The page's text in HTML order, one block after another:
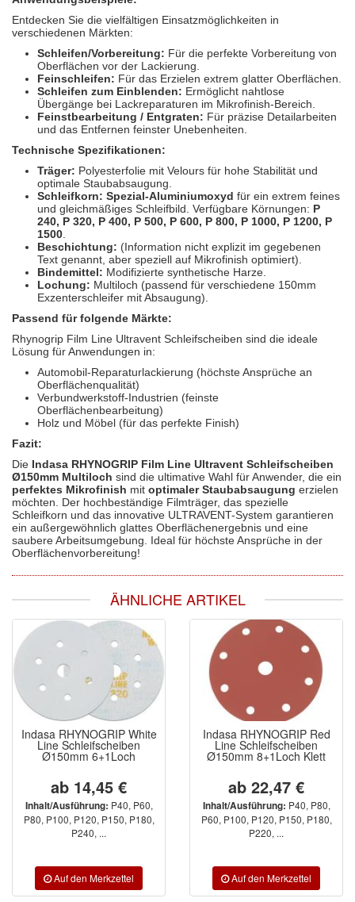
Entdecken Sie die vielfältigen Einsatzmöglichkeiten in
verschiedenen Märkten:
Schleifen/Vorbereitung: Für die perfekte Vorbereitung von
Oberflächen vor der Lackierung.
Feinschleifen: Für das Erzielen extrem glatter Oberflächen.
Schleifen zum Einblenden: Ermöglicht nahtlose
Übergänge bei Lackreparaturen im Mikrofinish-Bereich.
Feinstbearbeitung / Entgraten: Für präzise Detailarbeiten
und das Entfernen feinster Unebenheiten.
Technische Spezifikationen:
Träger: Polyesterfolie mit Velours für hohe Stabilität und
optimale Staubabsaugung.
Schleifkorn: Spezial-Aluminiumoxyd für ein extrem feines
und gleichmäßiges Schleifbild. Verfügbare Körnungen: P
240, P 320, P 400, P 500, P 600, P 800, P 1000, P 1200, P
1500
Beschichtung: (Information nicht explizit im gegebenen
Text genannt, aber speziell auf Mikrofinish optimiert).
Bindemittel: Modifizierte synthetische Harze.
Lochung: Multiloch (passend für verschiedene 150mm
Exzenterschleifer mit Absaugung).
Passend für folgende Märkte:
Rhynogrip Film Line Ultravent Schleifscheiben sind die ideale
Lösung für Anwendungen in:
Automobil-Reparaturlackierung (höchste Ansprüche an
Oberflächenqualität)
Verbundwerkstoff-Industrien (feinste
Oberflächenbearbeitung)
Holz und Möbel (für das perfekte Finish)
Fazit:
Die Indasa RHYNOGRIP Film Line Ultravent Schleifscheiben
Ø150mm Multiloch sind die ultimative Wahl für Anwender, die ein
perfektes Mikrofinish mit optimaler Staubabsaugung erzielen
möchten. Der hochbeständige Filmträger, das spezielle
Schleifkorn und das innovative ULTRAVENT-System garantieren
ein außergewöhnlich glattes Oberflächenergebnis und eine
saubere Arbeitsumgebung. Ideal für höchste Ansprüche in der
Oberflächenvorbereitung!
ÄHNLICHE ARTIKEL
Indasa RHYNOGRIP White
Line Schleifscheiben
Ø150mm 6+1Loch
ab 14,45 €
Inhalt/Ausführung: P40, P60,
P80, P100, P120, P150, P180,
P240, ...
Indasa RHYNOGRIP Red
Line Schleifscheiben
Ø150mm 8+1Loch Klett
ab 22,47 €
Inhalt/Ausführung: P40, P80,
P60, P100, P120, P150, P180,
P220, ...